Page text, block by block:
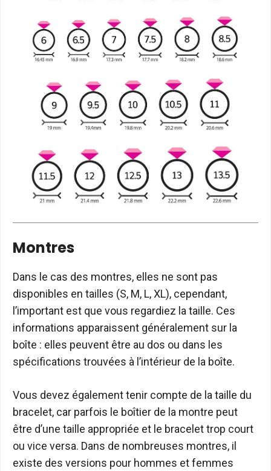
Montres
Dans le cas des montres, elles ne sont pas
disponibles en tailles (S, M, L, XL), cependant,
l’important est que vous regardiez la taille. Ces
informations apparaissent généralement sur la
boîte : elles peuvent être au dos ou dans les
spécifications trouvées à l’intérieur de la boîte.
Vous devez également tenir compte de la taille du
bracelet, car parfois le boîtier de la montre peut
être d’une taille appropriée et le bracelet trop court
ou vice versa. Dans de nombreuses montres, il
existe des versions pour hommes et femmes